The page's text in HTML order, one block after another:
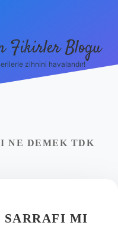
Fikirler Blogu
zihnini havalandır!
NE DEMEK TDK
SARRAFI MI